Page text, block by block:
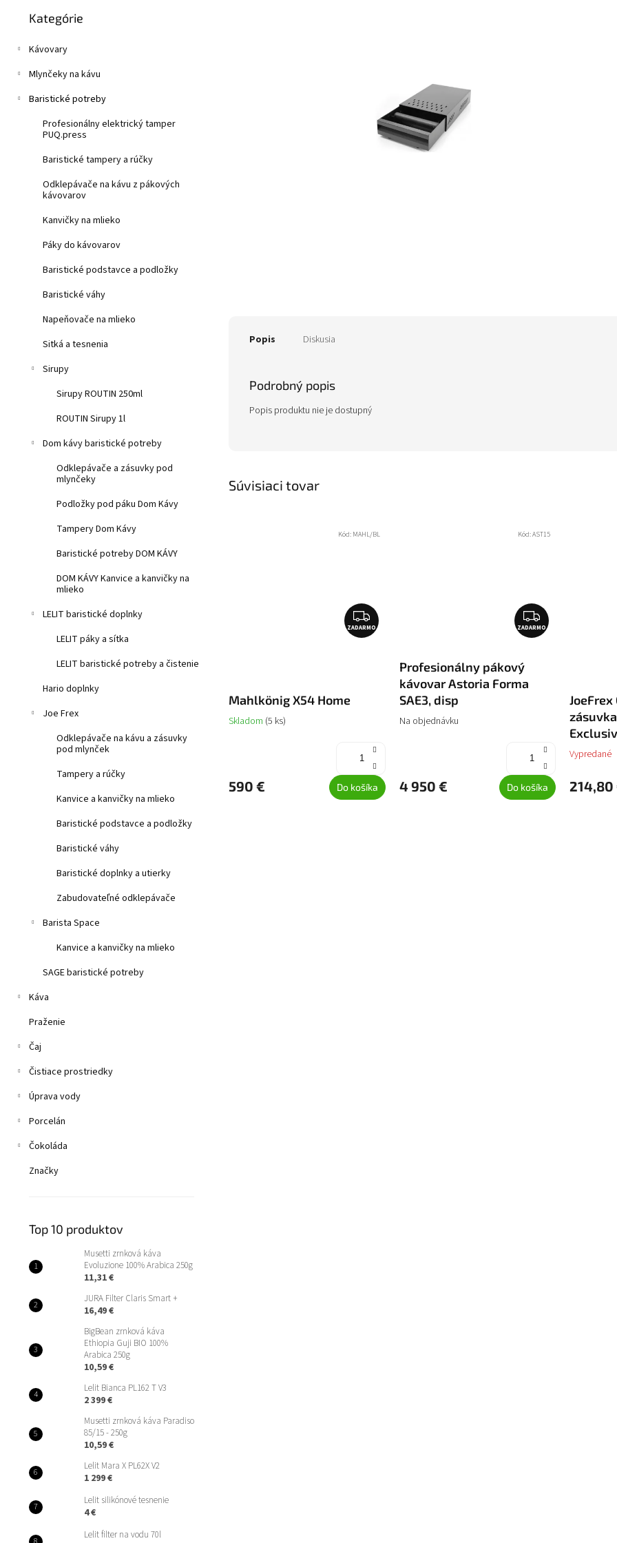
n
e
kategórie
Kategórie
Kávovary
Mlynčeky na kávu
Baristické potreby
Profesionálny elektrický tamper
PUQ.press
Baristické tampery a rúčky
Odklepávače na kávu z pákových
kávovarov
Kanvičky na mlieko
Páky do kávovarov
Baristické podstavce a podložky
Baristické váhy
Napeňovače na mlieko
Sitká a tesnenia
Sirupy
Sirupy ROUTIN 250ml
ROUTIN Sirupy 1l
Dom kávy baristické potreby
Odklepávače a zásuvky pod
mlynčeky
Podložky pod páku Dom Kávy
Tampery Dom Kávy
Baristické potreby DOM KÁVY
DOM KÁVY Kanvice a kanvičky na
mlieko
LELIT baristické doplnky
LELIT páky a sítka
LELIT baristické potreby a čistenie
Hario doplnky
Joe Frex
Odklepávače na kávu a zásuvky
pod mlynček
Tampery a rúčky
Kanvice a kanvičky na mlieko
Baristické podstavce a podložky
Baristické váhy
Baristické doplnky a utierky
Zabudovateľné odklepávače
Barista Space
Kanvice a kanvičky na mlieko
SAGE baristické potreby
Káva
Praženie
Čaj
Čistiace prostriedky
Úprava vody
Porcelán
Čokoláda
Značky
Top 10 produktov
Musetti zrnková káva
Evoluzione 100% Arabica 250g
11,31 €
JURA Filter Claris Smart +
16,49 €
BigBean zrnková káva
Ethiopia Guji BIO 100%
Arabica 250g
10,59 €
Lelit Bianca PL162 T V3
2 399 €
Musetti zrnková káva Paradiso
85/15 - 250g
10,59 €
Lelit Mara X PL62X V2
1 299 €
Lelit silikónové tesnenie
4 €
Lelit filter na vodu 70l
Popis Diskusia
Podrobný popis
Popis produktu nie je dostupný
Súvisiaci tovar
Z
A
ZADARMO
Mahlkönig X54 Home
Skladom (5 ks)
590 € Do košíka
Kód: MAHL/BL
Z
A
ZADARMO
Profesionálny pákový
kávovar Astoria Forma
SAE3, disp
Na objednávku
4 950 € Do košíka
Kód:AST15
Vypredané
214,80